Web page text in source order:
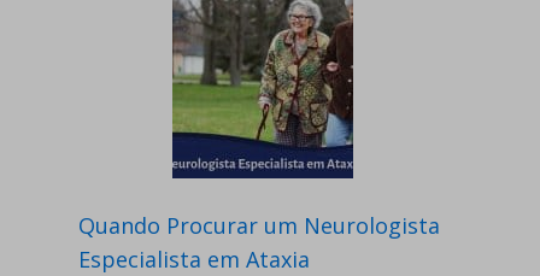
Quando Procurar um Neurologista
Especialista em Ataxia